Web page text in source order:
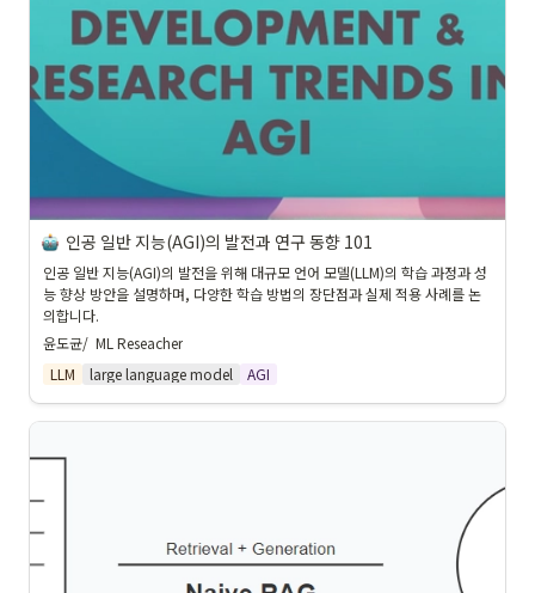
인공 일반 지능(AGI)의 발전과 연구 동향 101
인공 일반 지능(AGI)의 발전을 위해 대규모 언어 모델(LLM)의 학습 과정과 성
능 향상 방안을 설명하며, 다양한 학습 방법의 장단점과 실제 적용 사례를 논
의합니다.
윤도균/  ML Reseacher
LLM
large language model AGI